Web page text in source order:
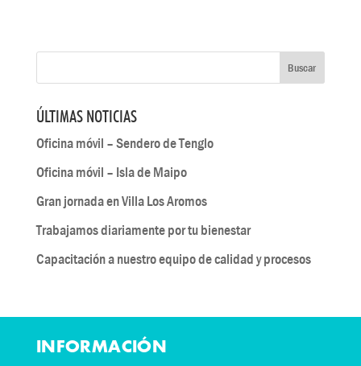
ÚLTIMAS NOTICIAS
Oficina móvil – Sendero de Tenglo
Oficina móvil – Isla de Maipo
Gran jornada en Villa Los Aromos
Trabajamos diariamente por tu bienestar
Capacitación a nuestro equipo de calidad y procesos
INFORMACIÓN